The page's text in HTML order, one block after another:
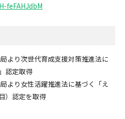
feFAHJdbM
より次世代育成支援対策推進法に
認定取得
より女性活躍推進法に基づく「え
）認定を取得